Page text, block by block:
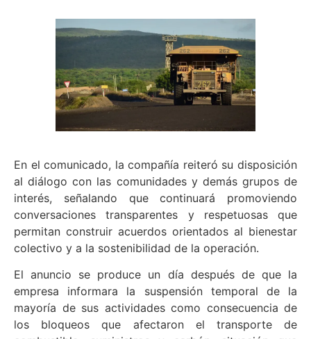
En el comunicado, la compañía reiteró su disposición
al diálogo con las comunidades y demás grupos de
interés, señalando que continuará promoviendo
conversaciones transparentes y respetuosas que
permitan construir acuerdos orientados al bienestar
colectivo y a la sostenibilidad de la operación.
El anuncio se produce un día después de que la
empresa informara la suspensión temporal de la
mayoría de sus actividades como consecuencia de
los bloqueos que afectaron el transporte de